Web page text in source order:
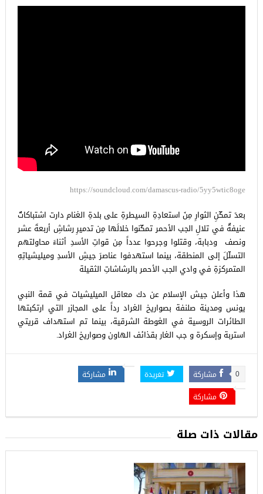
https://soundcloud.com/damascus-radio/5yy5wtic8oge
بعدَ تمكّنِ الثوارِ مِنَ استعادِةِ السيطرةِ على بلدةِ الغنام دارت اشتباكاتٌ
عنيفةٌ في تلالِ الجب الأحمر تمكّنوا خلالَها مِن تدميرِ رشاشِ أربعةَ عشر
ونصف ودبابة، وقتلوا وجرحوا عدداً مِن قواتِ الأسدِ أثناءَ محاولتهم
التسلّلَ إلى المنطقة، بينما استهدفوا عناصرَ جيشِ الأسدِ وميليشياتِهِ
المتمركزةِ في وادي الجب الأحمر بالرشاشاتِ الثقيلة
هذا وأعلن جيش الإسلام عن دك معاقل الميليشيات في قمة النبي
يونس ومدينة صلنفة بصواريخ الغراد رداً على المجازر التي ارتكبتها
الطائرات الروسية في الغوطة الشرقية، بينما تم استهداف قريتي
استربة وإسكرة و جب الغار بقذائف الهاون وصواريخ الغراد.
مشاركة 0 تغريدة
مشاركة
مشاركة
مقالات ذات صلة